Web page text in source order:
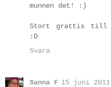
munnen det! :)
Stort grattis till
:D
Svara
Sanna F 15 juni